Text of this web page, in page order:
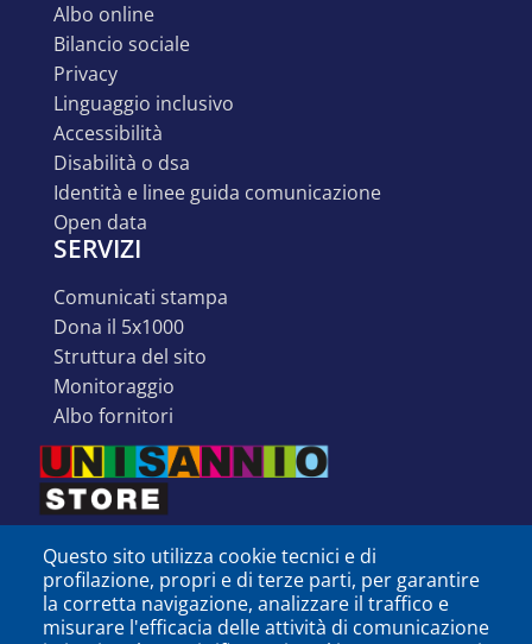
albo online
bilancio sociale
privacy
linguaggio inclusivo
accessibilità
disabilità o dsa
identità e linee guida comunicazione
open data
SERVIZI
comunicati stampa
dona il 5x1000
struttura del sito
monitoraggio
albo fornitori
Questo sito utilizza cookie tecnici e di
profilazione, propri e di terze parti, per garantire
la corretta navigazione, analizzare il traffico e
misurare l'efficacia delle attività di comunicazione